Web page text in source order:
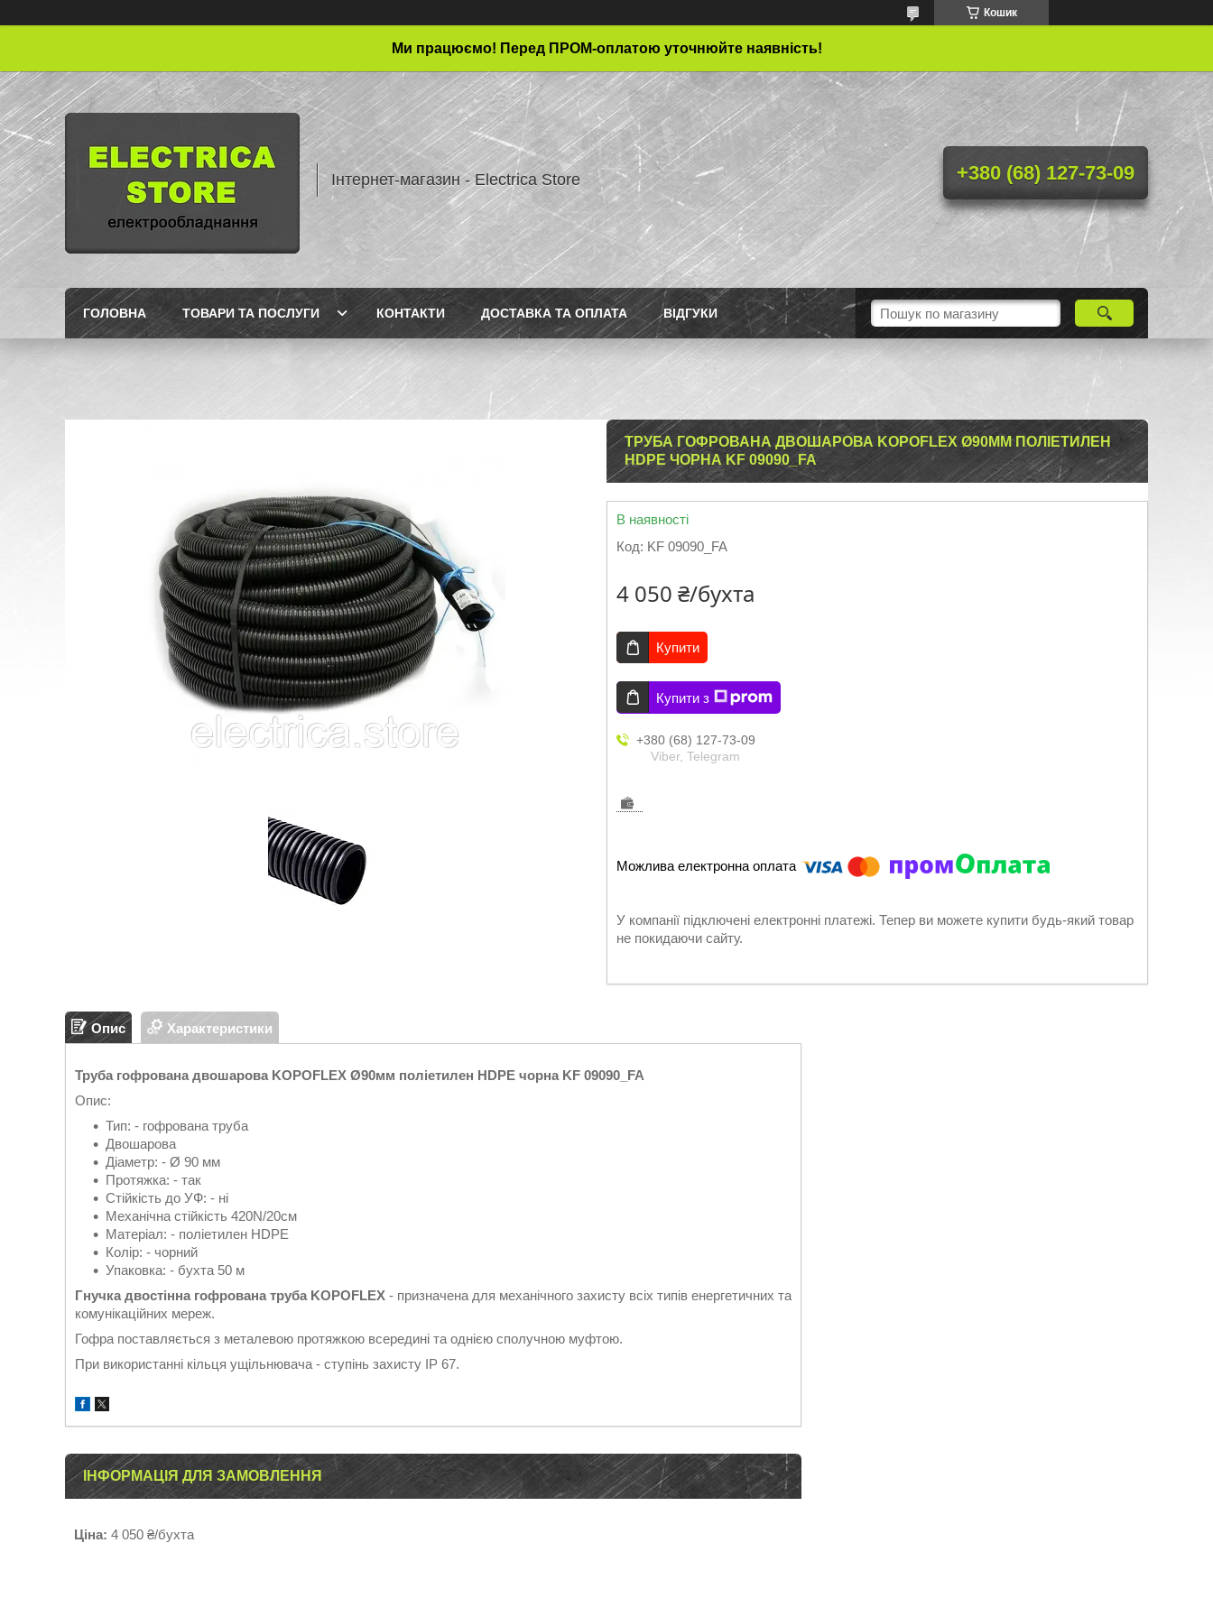
Кошик
Ми працюємо! Перед ПРОМ-оплатою уточнюйте наявність!
Інтернет-магазин - Electrica Store +380 (68) 127-73-09
ГОЛОВНА ТОВАРИ ТА ПОСЛУГИ КОНТАКТИ ДОСТАВКА ТА ОПЛАТА ВІДГУКИ
ТРУБА ГОФРОВАНА ДВОШАРОВА KOPOFLEX Ø90ММ ПОЛІЕТИЛЕН
HDPE ЧОРНА KF 09090_FA
В наявності
Код: KF 09090_FA
4 050 ₴/бухта
Купити
Купити з
+380 (68) 127-73-09
Viber, Telegram
У компанії підключені електронні платежі. Тепер ви можете купити будь-який товар
не покидаючи сайту.
Опис Характеристики
Труба гофрована двошарова KOPOFLEX Ø90мм поліетилен HDPE чорна KF 09090_FA
Опис:
Тип: - гофрована труба
Двошарова
Діаметр: - Ø 90 мм
Протяжка: - так
Стійкість до УФ: - ні
Механічна стійкість 420N/20см
Матеріал: - поліетилен HDPE
Колір: - чорний
Упаковка: - бухта 50 м
Гнучка двостінна гофрована труба KOPOFLEX - призначена для механічного захисту всіх типів енергетичних та
комунікаційних мереж.
Гофра поставляється з металевою протяжкою всередині та однією сполучною муфтою.
При використанні кільця ущільнювача - ступінь захисту IP 67.
ІНФОРМАЦІЯ ДЛЯ ЗАМОВЛЕННЯ
Ціна: 4 050 ₴/бухта